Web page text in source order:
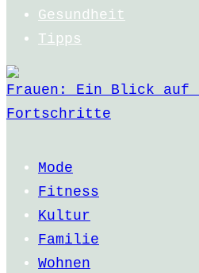
Gesundheit
Tipps
Frauen: Ein Blick auf
Fortschritte
Mode
Fitness
Kultur
Familie
Wohnen